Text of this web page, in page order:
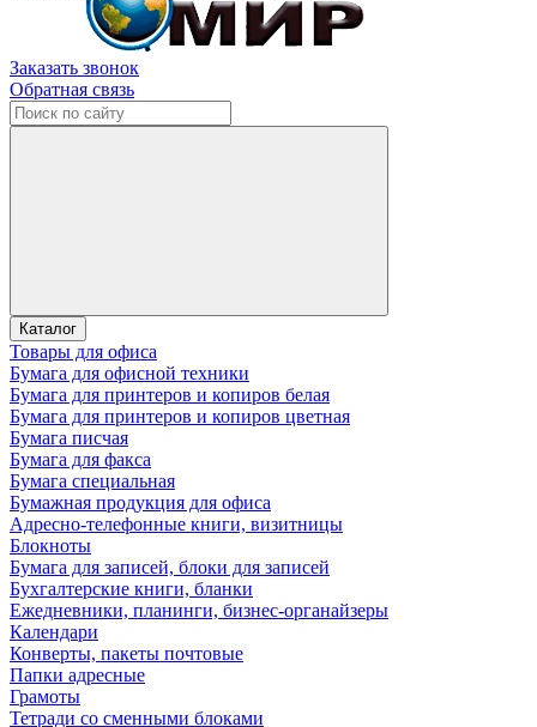
Заказать звонок
Обратная связь
Каталог
Товары для офиса
Бумага для офисной техники
Бумага для принтеров и копиров белая
Бумага для принтеров и копиров цветная
Бумага писчая
Бумага для факса
Бумага специальная
Бумажная продукция для офиса
Адресно-телефонные книги, визитницы
Блокноты
Бумага для записей, блоки для записей
Бухгалтерские книги, бланки
Ежедневники, планинги, бизнес-органайзеры
Календари
Конверты, пакеты почтовые
Папки адресные
Грамоты
Тетради со сменными блоками